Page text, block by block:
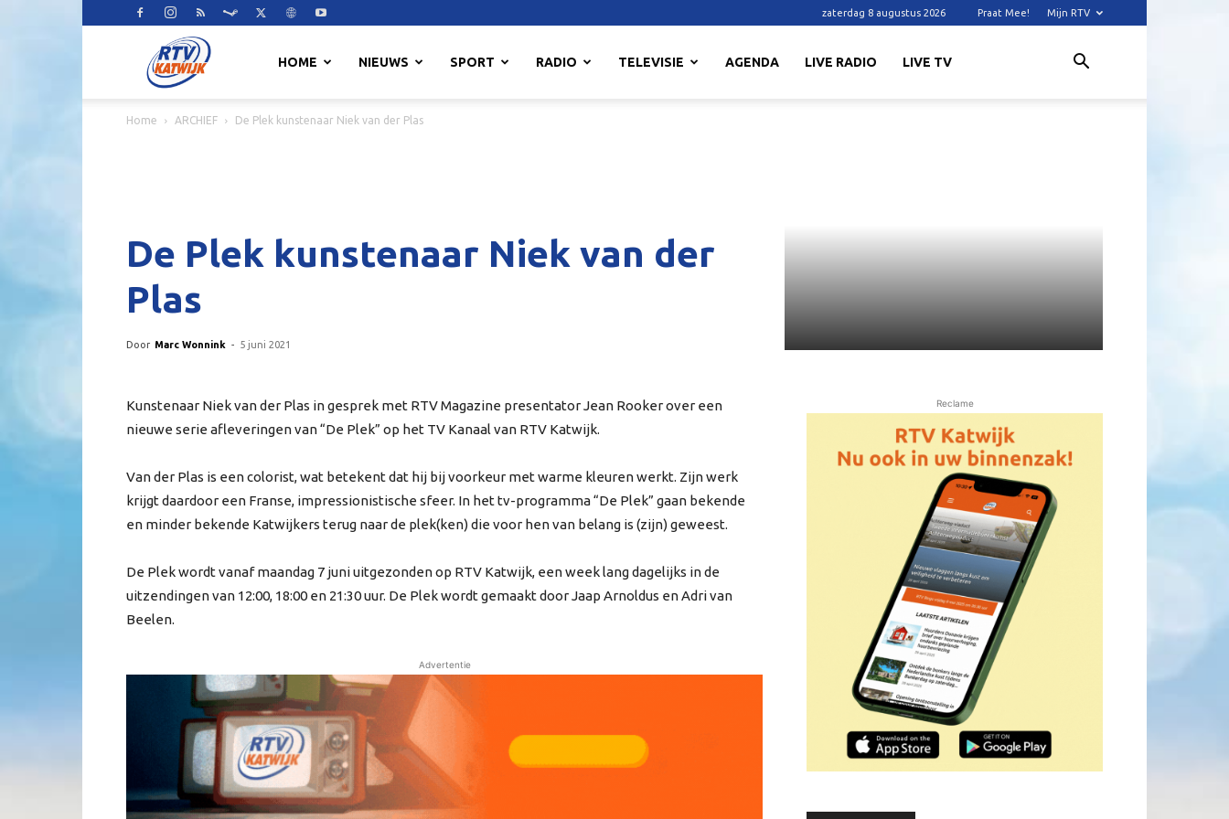
zaterdag 8 augustus 2026 Praat Mee! Mijn RTV
HOME NIEUWS SPORT RADIO TELEVISIE AGENDA LIVE RADIO LIVE TV
Home ARCHIEF De Plek kunstenaar Niek van der Plas
De Plek kunstenaar Niek van der
Plas
Door Marc Wonnink - 5 juni 2021
Kunstenaar Niek van der Plas in gesprek met RTV Magazine presentator Jean Rooker over een
nieuwe serie afleveringen van “De Plek” op het TV Kanaal van RTV Katwijk.
Van der Plas is een colorist, wat betekent dat hij bij voorkeur met warme kleuren werkt. Zijn werk
krijgt daardoor een Franse, impressionistische sfeer. In het tv-programma “De Plek” gaan bekende
en minder bekende Katwijkers terug naar de plek(ken) die voor hen van belang is (zijn) geweest.
De Plek wordt vanaf maandag 7 juni uitgezonden op RTV Katwijk, een week lang dagelijks in de
uitzendingen van 12:00, 18:00 en 21:30 uur. De Plek wordt gemaakt door Jaap Arnoldus en Adri van
Beelen.
Advertentie
Reclame